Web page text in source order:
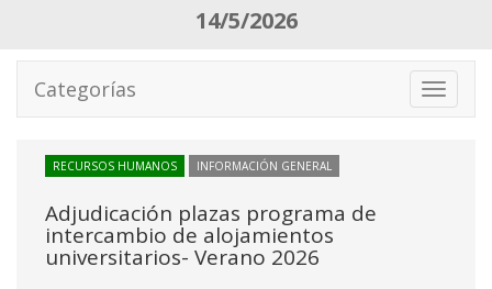
14/5/2026
Toggle
Categorías
RECURSOS HUMANOS INFORMACIÓN GENERAL
Adjudicación plazas programa de
intercambio de alojamientos
universitarios- Verano 2026